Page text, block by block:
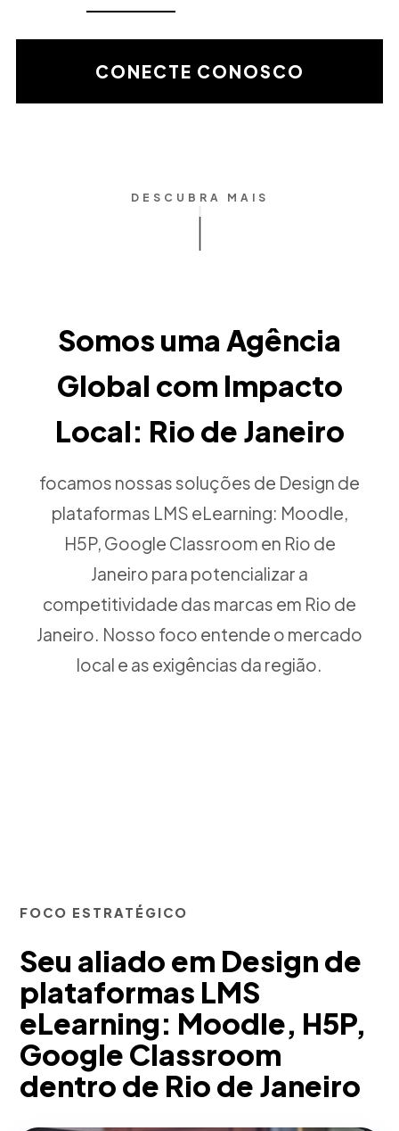
la
CONECTE CONOSCO
DESCUBRA MAIS
Somos uma Agência
Global com Impacto
Local: Rio de Janeiro
focamos nossas soluções de Design de
plataformas LMS eLearning: Moodle,
H5P, Google Classroom en Rio de
Janeiro para potencializar a
competitividade das marcas em Rio de
Janeiro. Nosso foco entende o mercado
local e as exigências da região.
FOCO ESTRATÉGICO
Seu aliado em Design de
plataformas LMS
eLearning: Moodle, H5P,
Google Classroom
dentro de Rio de Janeiro